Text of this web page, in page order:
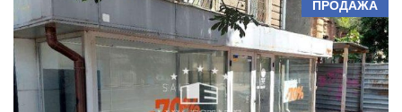
ПРОДАЖА